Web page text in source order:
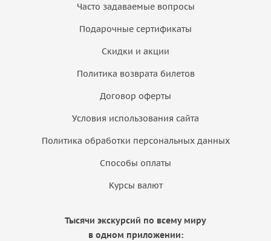
Часто задаваемые вопросы
Подарочные сертификаты
Скидки и акции
Политика возврата билетов
Договор оферты
Условия использования сайта
Политика обработки персональных данных
Способы оплаты
Курсы валют
Тысячи экскурсий по всему миру
в одном приложении: